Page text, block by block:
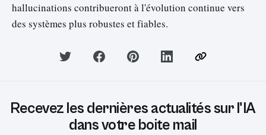
hallucinations contribueront à l'évolution continue vers
des systèmes plus robustes et fiables.
Recevez les dernières actualités sur l'IA
dans votre boite mail